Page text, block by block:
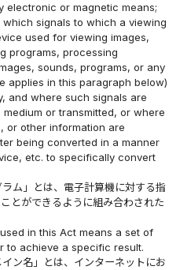
electronic or magnetic means;
signals to which a viewing
used for viewing images,
programs, processing
sounds, programs, or any
applies in this paragraph below)
and where such signals are
or transmitted, or where
or other information are
being converted in a manner
etc. to specifically convert
ム」とは、電子計算機に対する指
とができるように組み合わされた
in this Act means a set of
to achieve a specific result.
ン名」とは、インターネットにお